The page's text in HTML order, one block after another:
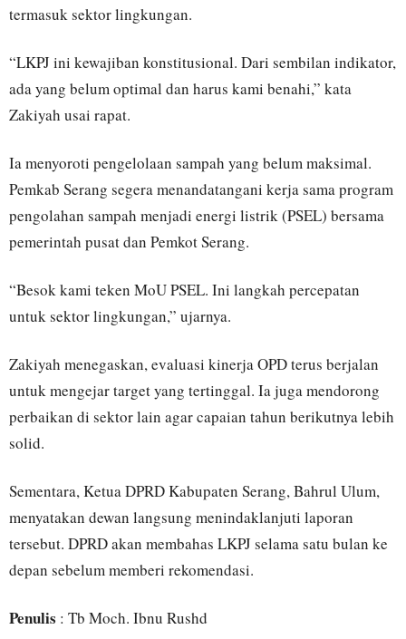
termasuk sektor lingkungan.
“LKPJ ini kewajiban konstitusional. Dari sembilan indikator,
ada yang belum optimal dan harus kami benahi,” kata
Zakiyah usai rapat.
Ia menyoroti pengelolaan sampah yang belum maksimal.
Pemkab Serang segera menandatangani kerja sama program
pengolahan sampah menjadi energi listrik (PSEL) bersama
pemerintah pusat dan Pemkot Serang.
“Besok kami teken MoU PSEL. Ini langkah percepatan
untuk sektor lingkungan,” ujarnya.
Zakiyah menegaskan, evaluasi kinerja OPD terus berjalan
untuk mengejar target yang tertinggal. Ia juga mendorong
perbaikan di sektor lain agar capaian tahun berikutnya lebih
solid.
Sementara, Ketua DPRD Kabupaten Serang, Bahrul Ulum,
menyatakan dewan langsung menindaklanjuti laporan
tersebut. DPRD akan membahas LKPJ selama satu bulan ke
depan sebelum memberi rekomendasi.
Penulis : Tb Moch. Ibnu Rushd